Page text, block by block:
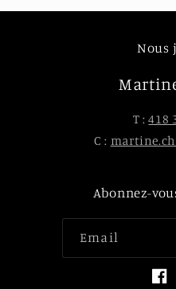
Nous
T :418
C :
Abonnez-
Email